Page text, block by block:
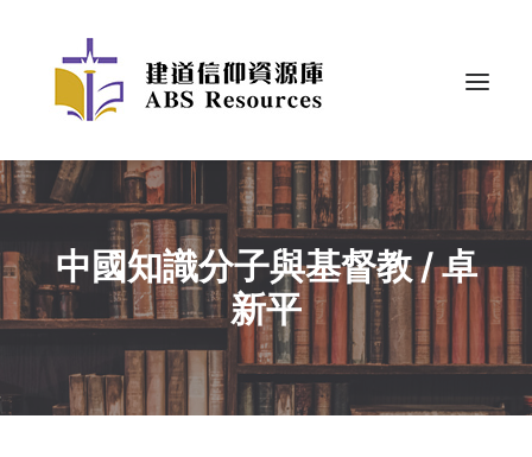
中國知識分子與基督教 / 卓
新平